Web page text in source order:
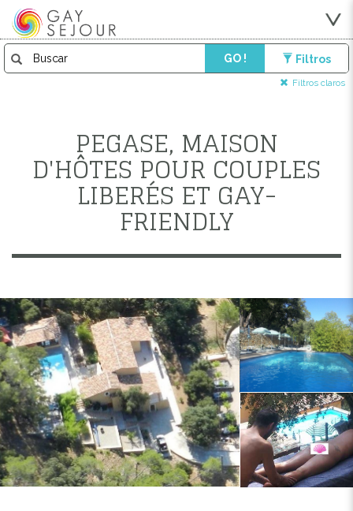
GO ! Filtros
Filtros claros
PEGASE, MAISON
D'HÔTES POUR COUPLES
LIBERÉS ET GAY-
FRIENDLY